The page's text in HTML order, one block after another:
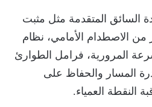
السائق المتقدمة مثل مثبت
من الاصطدام الأمامي، نظام
المرورية، فرامل الطوارئ
المسار والحفاظ على
النقطة العمياء.